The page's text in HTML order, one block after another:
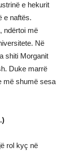
e hekurit
e naftës.
ndërtoi më
Në
shiti Morganit
Duke marrë
më shumë sesa
rol kyç në